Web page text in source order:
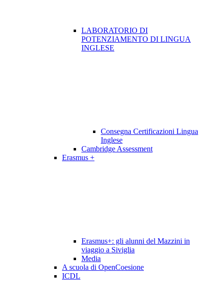
LABORATORIO DI
POTENZIAMENTO DI LINGUA
INGLESE
Consegna Certificazioni Lingua
Inglese
Cambridge Assessment
Erasmus +
Erasmus+: gli alunni del Mazzini in
viaggio a Siviglia
Media
A scuola di OpenCoesione
ICDL